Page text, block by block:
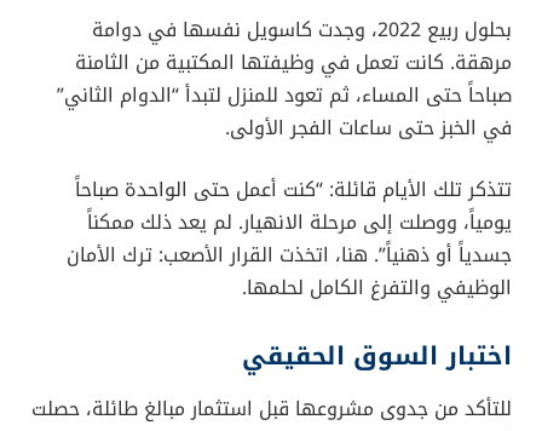
بحلول ربيع 2022، وجدت كاسويل نفسها في دوامة
مرهقة. كانت تعمل في وظيفتها المكتبية من الثامنة
صباحاً حتى المساء، ثم تعود للمنزل لتبدأ “الدوام الثاني”
في الخبز حتى ساعات الفجر الأولى.
تتذكر تلك الأيام قائلة: “كنت أعمل حتى الواحدة صباحاً
يومياً، ووصلت إلى مرحلة الانهيار. لم يعد ذلك ممكناً
جسدياً أو ذهنياً”. هنا، اتخذت القرار الأصعب: ترك الأمان
الوظيفي والتفرغ الكامل لحلمها.
اختبار السوق الحقيقي
للتأكد من جدوى مشروعها قبل استثمار مبالغ طائلة، حصلت